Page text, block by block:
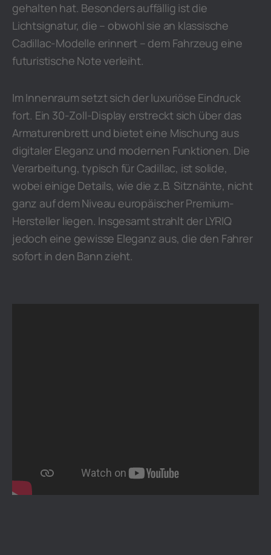
gehalten hat. Besonders auffällig ist die
Lichtsignatur, die – obwohl sie an klassische
Cadillac-Modelle erinnert – dem Fahrzeug eine
futuristische Note verleiht.
Im Innenraum setzt sich der luxuriöse Eindruck
fort. Ein 30-Zoll-Display erstreckt sich über das
Armaturenbrett und bietet eine Mischung aus
digitaler Eleganz und modernen Funktionen. Die
Verarbeitung, typisch für Cadillac, ist solide,
wobei einige Details, wie die z.B. Sitznähte, nicht
ganz auf dem Niveau europäischer Premium-
Hersteller liegen. Insgesamt strahlt der LYRIQ
jedoch eine gewisse Eleganz aus, die den Fahrer
sofort in den Bann zieht.